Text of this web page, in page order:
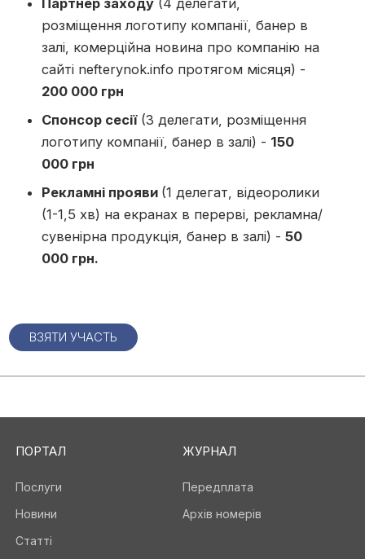
розміщення логотипу компанії, банер в
залі, комерційна новина про компанію на
сайті nefterynok.info протягом місяця) -
200 000 грн
Спонсор сесії(3 делегати, розміщення
логотипу компанії, банер в залі) - 150
000 грн
Рекламні прояви (1 делегат, відеоролики
(1-1,5 хв) на екранах в перерві, рекламна/
сувенірна продукція, банер в залі) -50
000 грн.
ВЗЯТИ УЧАСТЬ
ПОРТАЛ
Послуги
Новини
Статті
ЖУРНАЛ
Передплата
Архів номерів